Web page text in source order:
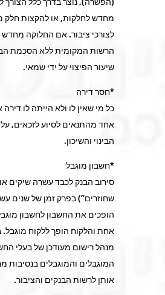
מחדש לחלקות, או להקצות חלק
לצורכי ציבור. אם החלוקה מחדש
הרשות המקומית ללא הסכמת
שיעור הפיצוי על ידי שמאי.
*חסר דירה
כל מי שאין לו ולא הייתה לו
אחד מהתנאים לסיוע לזכאים,
הבינוי והשיכון.
*חשבון מוגבל
סירוב הבנק לכבד עשרה שיקים
שחוזרים”) בפרק זמן של שנים
הופכים את החשבון לחשבון
אחת והלקוח הופך ללקוח מוגבל.
מנהל רישום מעודכן של בעלי
המוגבלים והמוגבלים בנסיבות
אותן לרשות הבנקים והציבור.